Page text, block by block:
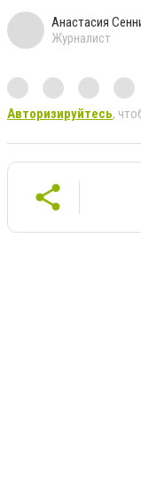
Анастасия
Журналист
Авторизируйтесь,